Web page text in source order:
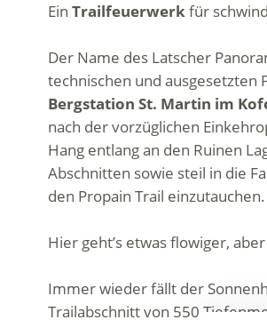
Ein Trailfeuerwerkfür
Der Name des Latscher
technischen und ausgesetzten
Bergstation St. Martin im
nach der vorzüglichen
Hang entlang an den Ruinen
Abschnitten sowie steil in die
den Propain Trail einzutauchen.
Hier geht’s etwas flowiger,
Immer wieder fällt der
Trailabschnitt von 550